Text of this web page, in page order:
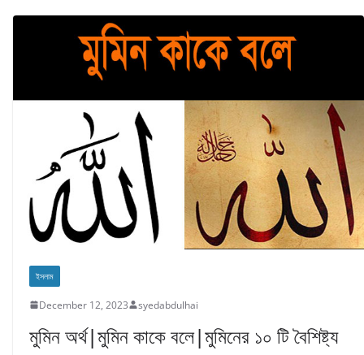
ইসলাম
December 12, 2023 syedabdulhai
মুমিন অর্থ|মুমিন কাকে বলে|মুমিনের ১০ টি বৈশিষ্ট্য